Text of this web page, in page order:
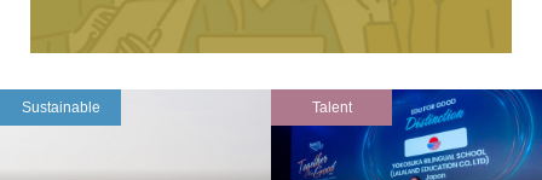
Sustainable Talent